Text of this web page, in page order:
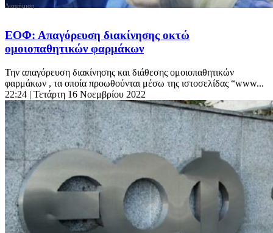
ΕΟΦ: Απαγόρευση διακίνησης οκτώ
ομοιοπαθητικών φαρμάκων
Την απαγόρευση διακίνησης και διάθεσης ομοιοπαθητικών
φαρμάκων , τα οποία προωθούνται μέσω της ιστοσελίδας “www...
22:24 | Τετάρτη 16 Νοεμβρίου 2022